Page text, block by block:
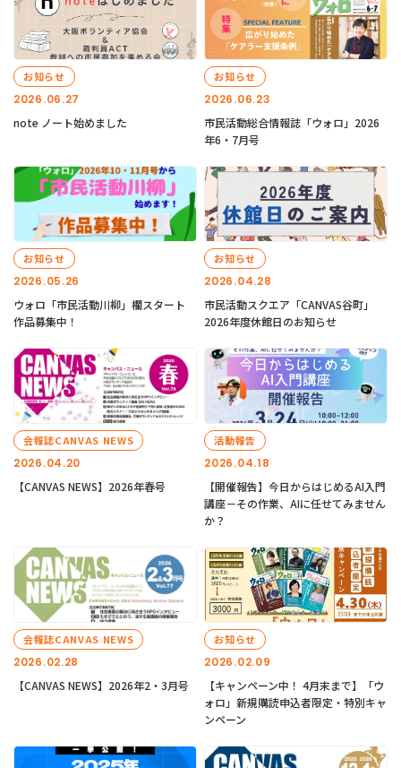
2026.06.27
お知らせ
note ノート始めました
2026.06.23
お知らせ
市民活動総合情報誌「ウォロ」2026
年6・7月号
2026.05.26
お知らせ
ウォロ「市民活動川柳」欄スタート
作品募集中！
2026.04.28
お知らせ
市民活動スクエア「CANVAS谷町」
2026年度休館日のお知らせ
2026.04.20
会報誌CANVAS NEWS
【CANVAS NEWS】2026年春号
2026.04.18
活動報告
【開催報告】今日からはじめるAI入門
講座－その作業、AIに任せてみません
か？
2026.02.28
会報誌CANVAS NEWS
【CANVAS NEWS】2026年2・3月号
2026.02.09
お知らせ
【キャンペーン中！ 4月末まで】「ウ
ォロ」新規購読申込者限定・特別キャ
ンペーン